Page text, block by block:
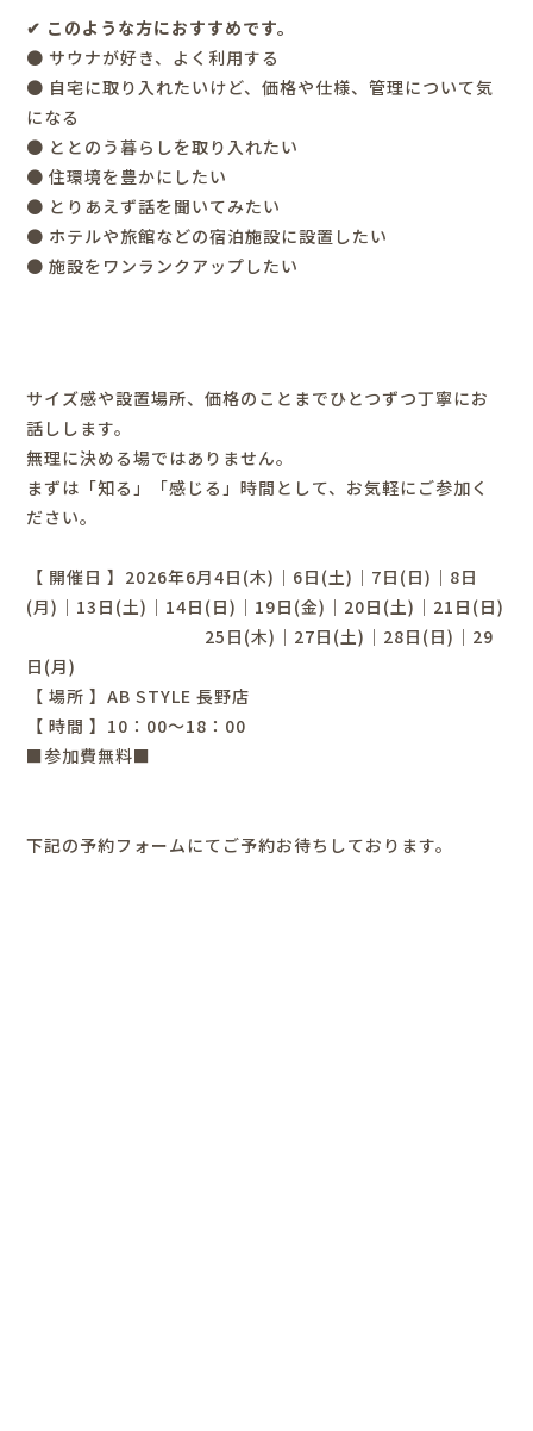
✔︎ このような方におすすめです。
● サウナが好き、よく利用する
● 自宅に取り入れたいけど、価格や仕様、管理について気
になる
● ととのう暮らしを取り入れたい
● 住環境を豊かにしたい
● とりあえず話を聞いてみたい
● ホテルや旅館などの宿泊施設に設置したい
● 施設をワンランクアップしたい
サイズ感や設置場所、価格のことまでひとつずつ丁寧にお
話しします。
無理に決める場ではありません。
まずは「知る」「感じる」時間として、お気軽にご参加く
ださい。
【 開催日 】2026年6月4日(木)｜6日(土)｜7日(日)｜8日
(月)｜13日(土)｜14日(日)｜19日(金)｜20日(土)｜21日(日)
25日(木)｜27日(土)｜28日(日)｜29
日(月)
【 場所 】AB STYLE長野店
【 時間 】 10 ： 00～18 ： 00
■参加費無料■
下記の予約フォームにてご予約お待ちしております。